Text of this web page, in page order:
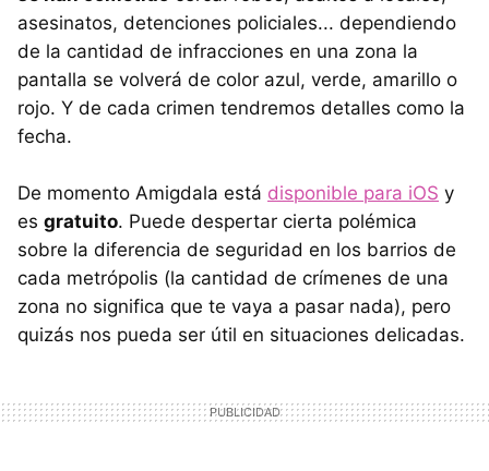
asesinatos, detenciones policiales... dependiendo
de la cantidad de infracciones en una zona la
pantalla se volverá de color azul, verde, amarillo o
rojo. Y de cada crimen tendremos detalles como la
fecha.
De momento Amigdala está disponible para iOS y
es gratuito. Puede despertar cierta polémica
sobre la diferencia de seguridad en los barrios de
cada metrópolis (la cantidad de crímenes de una
zona no significa que te vaya a pasar nada), pero
quizás nos pueda ser útil en situaciones delicadas.